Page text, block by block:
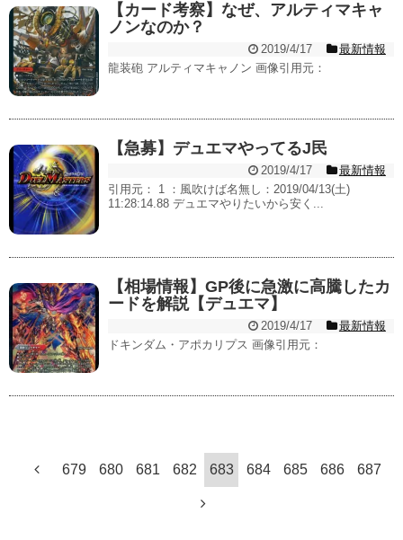
【カード考察】なぜ、アルティマキャ
ノンなのか？
2019/4/17
最新情報
龍装砲 アルティマキャノン 画像引用元：
【急募】デュエマやってるJ民
2019/4/17
最新情報
引用元： 1 ：風吹けば名無し：2019/04/13(土)
11:28:14.88 デュエマやりたいから安く...
【相場情報】GP後に急激に高騰したカ
ードを解説【デュエマ】
2019/4/17
最新情報
ドキンダム・アポカリプス 画像引用元：
679 680 681 682 683 684 685 686 687